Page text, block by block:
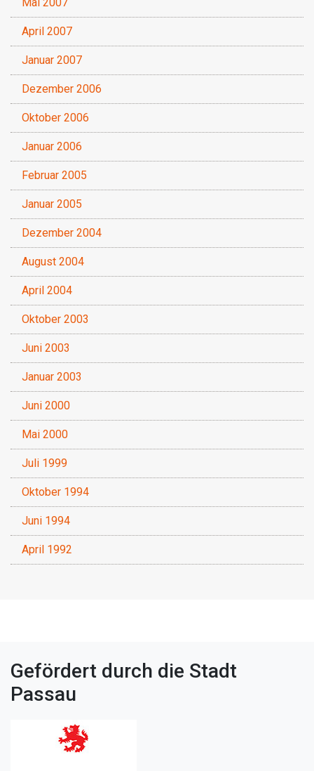
April 2007
Januar 2007
Dezember 2006
Oktober 2006
Januar 2006
Februar 2005
Januar 2005
Dezember 2004
August 2004
April 2004
Oktober 2003
Juni 2003
Januar 2003
Juni 2000
Mai 2000
Juli 1999
Oktober 1994
Juni 1994
April 1992
Gefördert durch die Stadt
Passau